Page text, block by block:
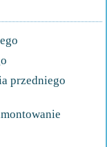
przedniego